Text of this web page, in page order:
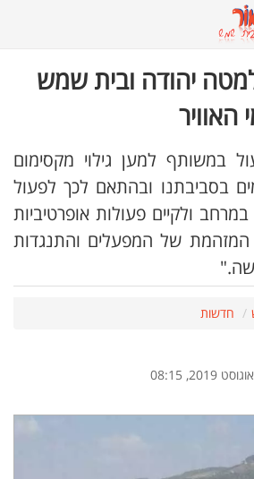
יהודה ובית שמש
האוויר
במשותף למען גילוי מקסימום
בסביבתנו ובהתאם לכך לפעול
ולקיים פעולות אופרטיביות
של המפעלים והתנגדות
חדשות